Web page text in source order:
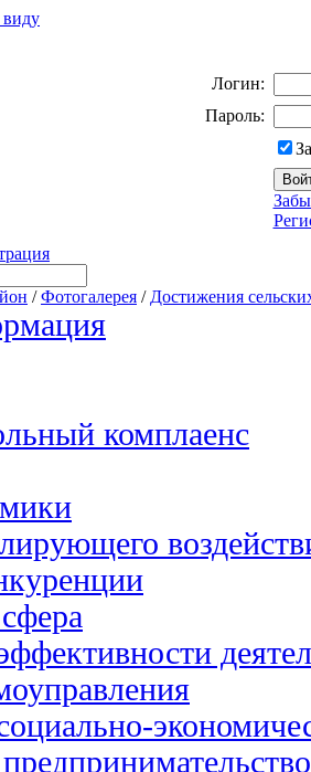
Логин:
Пароль:
/Фотогалерея / Достижения
комплаенс